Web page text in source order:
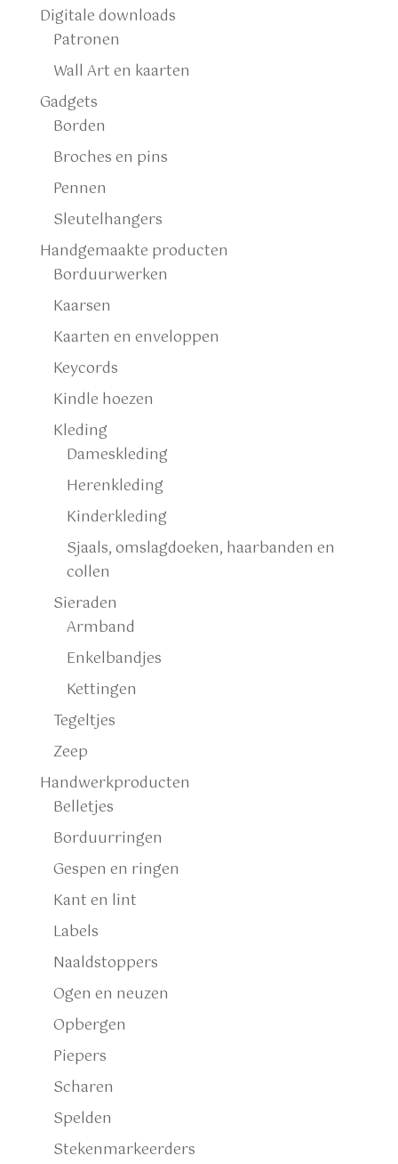
Digitale downloads
Patronen
Wall Art en kaarten
Gadgets
Borden
Broches en pins
Pennen
Sleutelhangers
Handgemaakte producten
Borduurwerken
Kaarsen
Kaarten en enveloppen
Keycords
Kindle hoezen
Kleding
Dameskleding
Herenkleding
Kinderkleding
Sjaals, omslagdoeken, haarbanden en
collen
Sieraden
Armband
Enkelbandjes
Kettingen
Tegeltjes
Zeep
Handwerkproducten
Belletjes
Borduurringen
Gespen en ringen
Kant en lint
Labels
Naaldstoppers
Ogen en neuzen
Opbergen
Piepers
Scharen
Spelden
Stekenmarkeerders